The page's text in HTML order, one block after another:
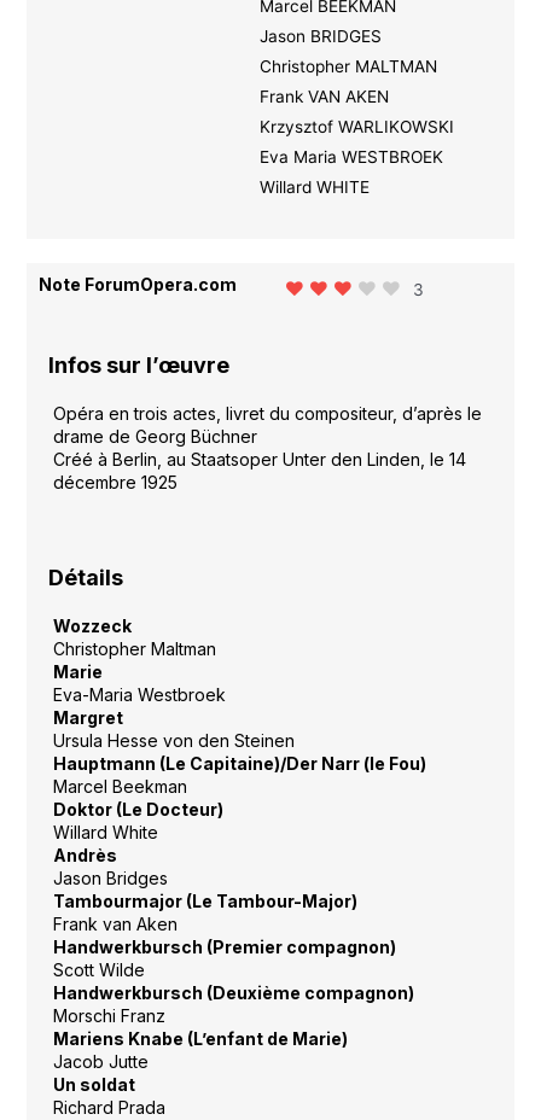
Marcel BEEKMAN
Jason BRIDGES
Christopher MALTMAN
Frank VAN AKEN
Krzysztof WARLIKOWSKI
Eva Maria WESTBROEK
Willard WHITE
Note ForumOpera.com 3
Infos sur l’œuvre
Opéra en trois actes, livret du compositeur, d’après le
drame de Georg Büchner
Créé à Berlin, au Staatsoper Unter den Linden, le 14
décembre 1925
Détails
Wozzeck
Christopher Maltman
Marie
Eva-Maria Westbroek
Margret
Ursula Hesse von den Steinen
Hauptmann (Le Capitaine)/Der Narr (le Fou)
Marcel Beekman
Doktor (Le Docteur)
Willard White
Andrès
Jason Bridges
Tambourmajor (Le Tambour-Major)
Frank van Aken
Handwerkbursch (Premier compagnon)
Scott Wilde
Handwerkbursch (Deuxième compagnon)
Morschi Franz
Mariens Knabe (L’enfant de Marie)
Jacob Jutte
Un soldat
Richard Prada